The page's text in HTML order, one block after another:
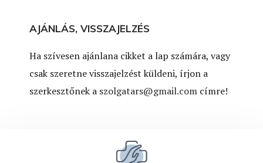
AJÁNLÁS, VISSZAJELZÉS
Ha szívesen ajánlana cikket a lap számára, vagy
csak szeretne visszajelzést küldeni, írjon a
szerkesztőnek a szolgatars@gmail.com címre!